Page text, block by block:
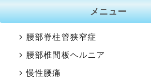
メニュー
腰部脊柱管狭窄症
腰部椎間板ヘルニア
慢性腰痛